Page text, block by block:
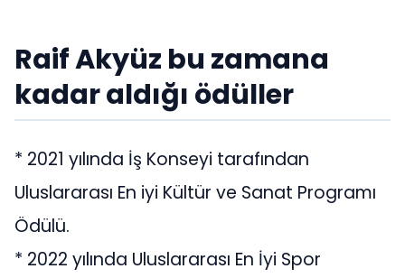
Raif Akyüz bu zamana
kadar aldığı ödüller
* 2021 yılında İş Konseyi tarafından
Uluslararası En iyi Kültür ve Sanat Programı
Ödülü.
* 2022 yılında Uluslararası En İyi Spor